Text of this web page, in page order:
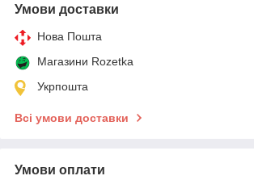
Умови доставки
Нова Пошта
Магазини Rozetka
Укрпошта
Всі умови доставки
Умови оплати